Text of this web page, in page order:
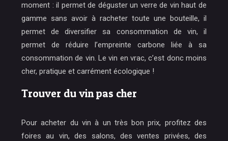
moment : il permet de déguster un verre de vin haut de
gamme sans avoir à racheter toute une bouteille, il
permet de diversifier sa consommation de vin, il
permet de réduire l’empreinte carbone liée à sa
consommation de vin. Le vin en vrac, c’est donc moins
cher, pratique et carrément écologique !
Trouver du vin pas cher
Pour acheter du vin à un très bon prix, profitez des
foires au vin, des salons, des ventes privées, des